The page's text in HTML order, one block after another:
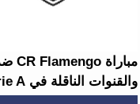
والقنوات الناقلة في Campeonato Brasileiro Série A